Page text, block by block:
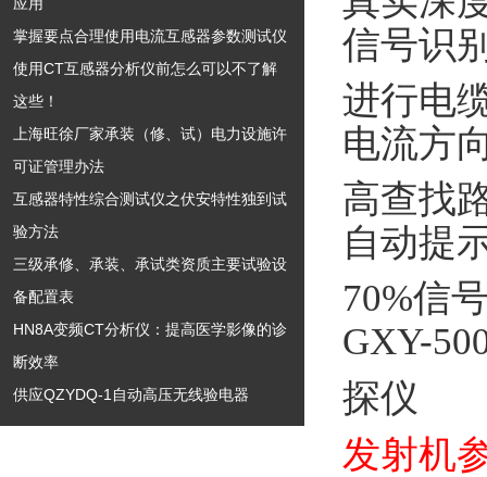
掌握要点合理使用电流互感器参数测试仪
使用CT互感器分析仪前怎么可以不了解
这些！
上海旺徐厂家承装（修、试）电力设施许
可证管理办法
互感器特性综合测试仪之伏安特性独到试
验方法
三级承修、承装、承试类资质主要试验设
备配置表
HN8A变频CT分析仪：提高医学影像的诊
断效率
供应QZYDQ-1自动高压无线验电器
信号识
进行电
电流方
高查找
自动提
70%信
GXY-
探仪
发射机